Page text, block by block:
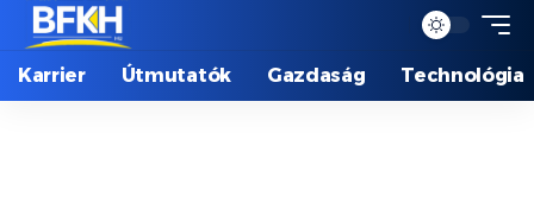
Karrier Útmutatók Gazdaság Technológia